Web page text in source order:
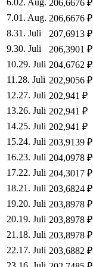
6.02. Aug. 206,6676 ₽
7.01. Aug. 206,6676 ₽
8.31. Juli 207,6913 ₽
9.30. Juli 206,3901 ₽
10.29. Juli 204,6762 ₽
11 .28. Juli 202,9056 ₽
12.27. Juli 202,941 ₽
13.26. Juli 202,941 ₽
14.25. Juli 202,941 ₽
15.24. Juli 203,9139 ₽
16.23. Juli 204,0978 ₽
17.22. Juli 204,3017 ₽
18.21. Juli 203,6824 ₽
19.20. Juli 203,8978 ₽
20.19. Juli 203,8978 ₽
21 .18. Juli 203,8978 ₽
22.17. Juli 203,6882 ₽